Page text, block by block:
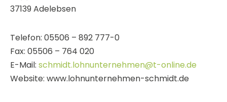
37139 Adelebsen
Telefon: 05506 – 892 777-0
Fax: 05506 – 764 020
E-Mail: schmidt.lohnunternehmen@t-online.de
Website: www.lohnunternehmen-schmidt.de